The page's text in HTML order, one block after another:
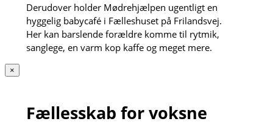
Derudover holder Mødrehjælpen ugentligt en
hyggelig babycafé i Fælleshuset på Frilandsvej.
Her kan barslende forældre komme til rytmik,
sanglege, en varm kop kaffe og meget mere.
×
Fællesskab for voksne